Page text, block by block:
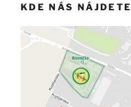
KDE NÁS NÁJDETE